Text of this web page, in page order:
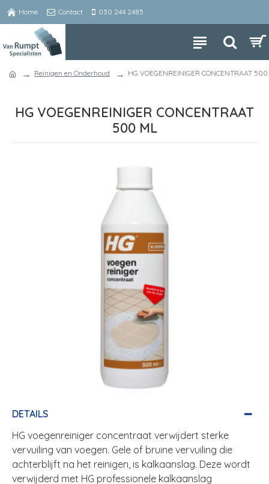
Home Contact 030 244 2485
Reinigen en Onderhoud HG VOEGENREINIGER CONCENTRAAT
HG VOEGENREINIGER CONCENTRAAT
500 ML
DETAILS
HG voegenreiniger concentraat verwijdert sterke
vervuiling van voegen. Gele of bruine vervuiling die
achterblijft na het reinigen, is kalkaanslag. Deze wordt
verwijderd met HG professionele kalkaanslag